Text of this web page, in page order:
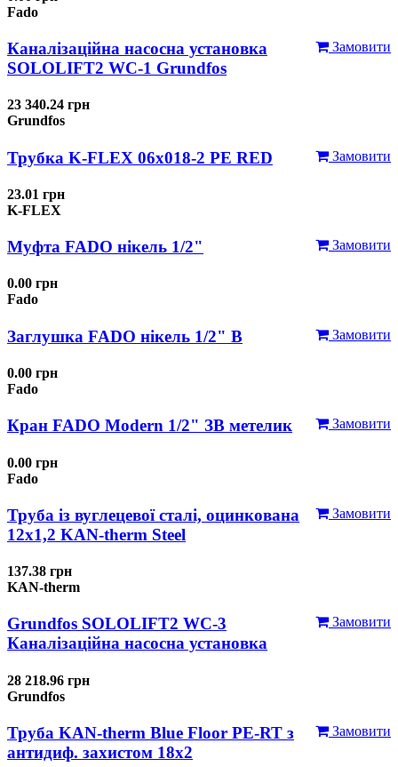
Fado
Замовити
Каналізаційна насосна установка
SOLOLIFT2 WC-1 Grundfos
23 340.24 грн
Grundfos
Замовити
Трубка K-FLEX 06x018-2 РЕ RED
23.01 грн
K-FLEX
Замовити
Муфта FADO нікель 1/2"
0.00 грн
Fado
Замовити
Заглушка FADO нікель 1/2" В
0.00 грн
Fado
Замовити
Кран FADO Modern 1/2" ЗВ метелик
0.00 грн
Fado
Замовити
Труба із вуглецевої сталі, оцинкована
12x1,2 KAN-therm Steel
137.38 грн
KAN-therm
Замовити
Grundfos SOLOLIFT2 WC-3
Каналізаційна насосна установка
28 218.96 грн
Grundfos
Замовити
Труба KAN-therm Blue Floor PE-RT з
антидиф. захистом 18х2